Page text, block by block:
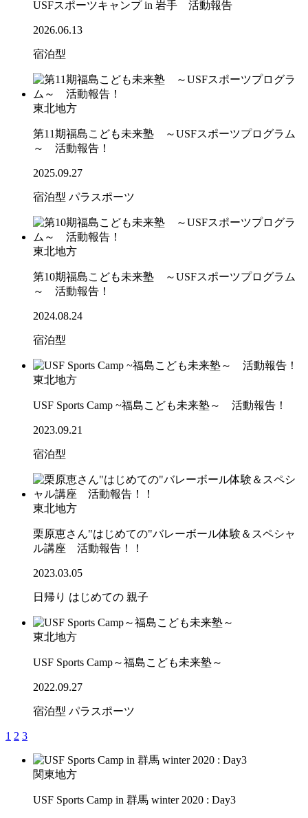
USFスポーツキャンプ in 岩手 活動報告
2026.06.13
宿泊型
東北地方
第11期福島こども未来塾 ～USFスポーツプログラム
～ 活動報告！
2025.09.27
宿泊型 パラスポーツ
東北地方
第10期福島こども未来塾 ～USFスポーツプログラム
～ 活動報告！
2024.08.24
宿泊型
東北地方
USF Sports Camp ~福島こども未来塾～ 活動報告！
2023.09.21
宿泊型
東北地方
栗原恵さん"はじめての"バレーボール体験＆スペシャ
ル講座 活動報告！！
2023.03.05
日帰り はじめての 親子
東北地方
USF Sports Camp～福島こども未来塾～
2022.09.27
宿泊型 パラスポーツ
1 2 3
関東地方
USF Sports Camp in 群馬 winter 2020 : Day3